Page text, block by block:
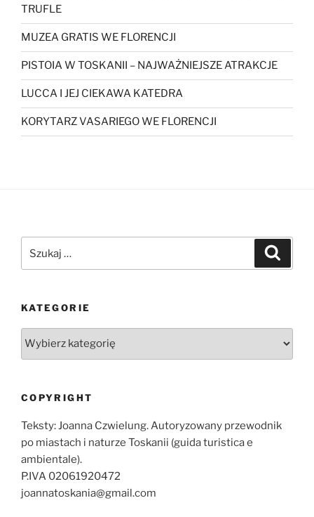
TRUFLE
MUZEA GRATIS WE FLORENCJI
PISTOIA W TOSKANII – NAJWAŻNIEJSZE ATRAKCJE
LUCCA I JEJ CIEKAWA KATEDRA
KORYTARZ VASARIEGO WE FLORENCJI
KATEGORIE
COPYRIGHT
Teksty: Joanna Czwielung. Autoryzowany przewodnik
po miastach i naturze Toskanii (guida turistica e
ambientale).
P.IVA 02061920472
joannatoskania@gmail.com